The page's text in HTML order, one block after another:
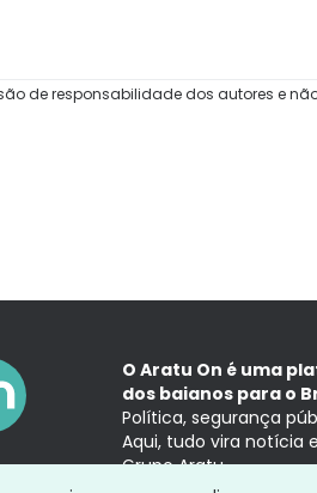
de responsabilidade dos autores e
O Aratu On é uma
dos baianos para o
Política, segurança
Aqui, tudo vira notícia
Grupo Aratu